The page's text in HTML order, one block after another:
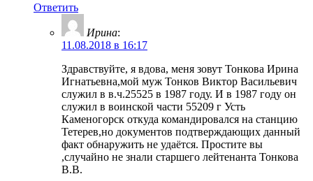
Ответить
Ирина:
11.08.2018 в 16:17
Здравствуйте, я вдова, меня зовут Тонкова Ирина
Игнатьевна,мой муж Тонков Виктор Васильевич
служил в в.ч.25525 в 1987 году. И в 1987 году он
служил в воинской части 55209 г Усть
Каменогорск откуда командировался на станцию
Тетерев,но документов подтверждающих данный
факт обнаружить не удаётся. Простите вы
,случайно не знали старшего лейтенанта Тонкова
В.В.